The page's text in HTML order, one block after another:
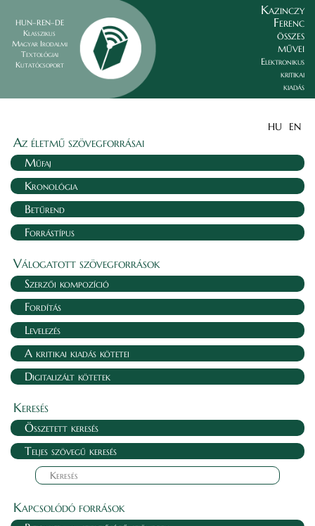
HUN–REN–DE
Klasszikus
Magyar Irodalmi
Textológiai
Kutatócsoport
Kazinczy
Ferenc
összes
művei
Elektronikus
kritikai
kiadás
HU EN
Az életmű szövegforrásai
Műfaj
Kronológia
Betűrend
Forrástípus
Válogatott szövegforrások
Szerzői kompozíció
Fordítás
Levelezés
A kritikai kiadás kötetei
Digitalizált kötetek
Keresés
Összetett keresés
Teljes szövegű keresés
Kapcsolódó források